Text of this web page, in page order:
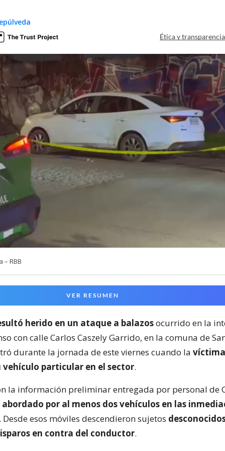
Ética y
– RBB
VER RESUMEN
herido en un ataque a balazosocurrido en la
con calle Carlos Caszely Garrido, en la comuna de
durante la jornada de este viernes cuando la
vehículo particular en el sector.
la información preliminar entregada por personal de
abordado por al menos dos vehículos en las
esos móviles descendieron sujetos
en contra del conductor.